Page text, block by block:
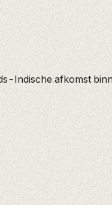
afkomst